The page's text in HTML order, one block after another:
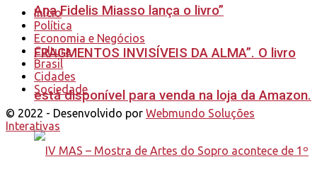
Ana Fidelis Miasso lança o livro”
FRAGMENTOS INVISÍVEIS DA ALMA”. O livro
está disponível para venda na loja da Amazon.
Início
Política
Economia e Negócios
Cultura
Brasil
Cidades
Sociedade
© 2022 - Desenvolvido por Webmundo Soluções
Interativas